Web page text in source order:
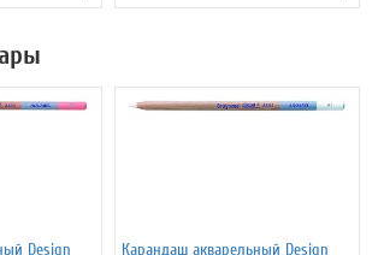
Design
Карандаш акварельный Design